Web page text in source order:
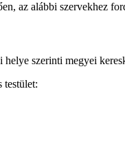
az alábbi szervekhez
szerinti megyei
testület: